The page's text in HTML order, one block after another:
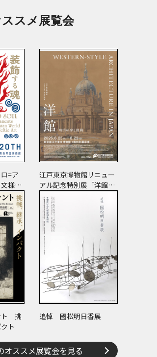
スメ展覧会
=ア
様の
か
江戸東京博物館リニュー
アル記念特別展「洋館
明治の夢と挑戦」
ト 挑
ト
追悼 國松明日香展
オススメ展覧会を見る